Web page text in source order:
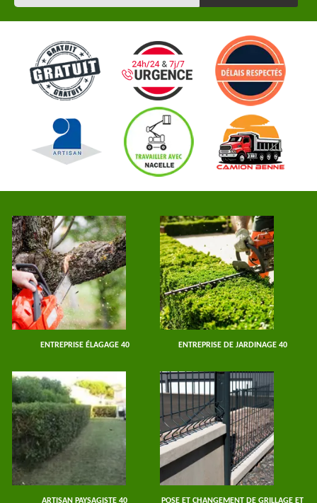
ENTREPRISE ÉLAGAGE 40 ENTREPRISE DE JARDINAGE 40
ARTISAN PAYSAGISTE 40
POSE ET CHANGEMENT DE GRILLAGE ET